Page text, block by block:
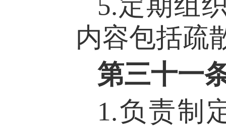
内容包括疏
第三十一
1.负责制